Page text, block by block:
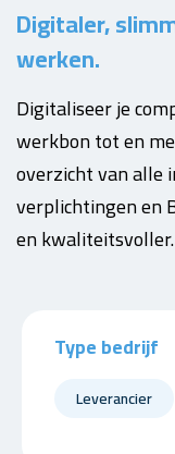
Digitaler,
werken.
Digitaliseer je
werkbon tot en
overzicht van
verplichtingen en
en
Type bedrijf
Leverancier